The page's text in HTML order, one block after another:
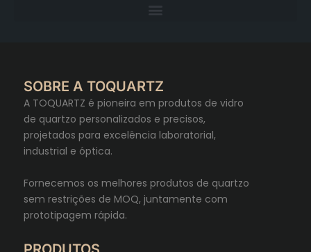
SOBRE A TOQUARTZ
A TOQUARTZ é pioneira em produtos de vidro
de quartzo personalizados e precisos,
projetados para excelência laboratorial,
industrial e óptica.
Fornecemos os melhores produtos de quartzo
sem restrições de MOQ, juntamente com
prototipagem rápida.